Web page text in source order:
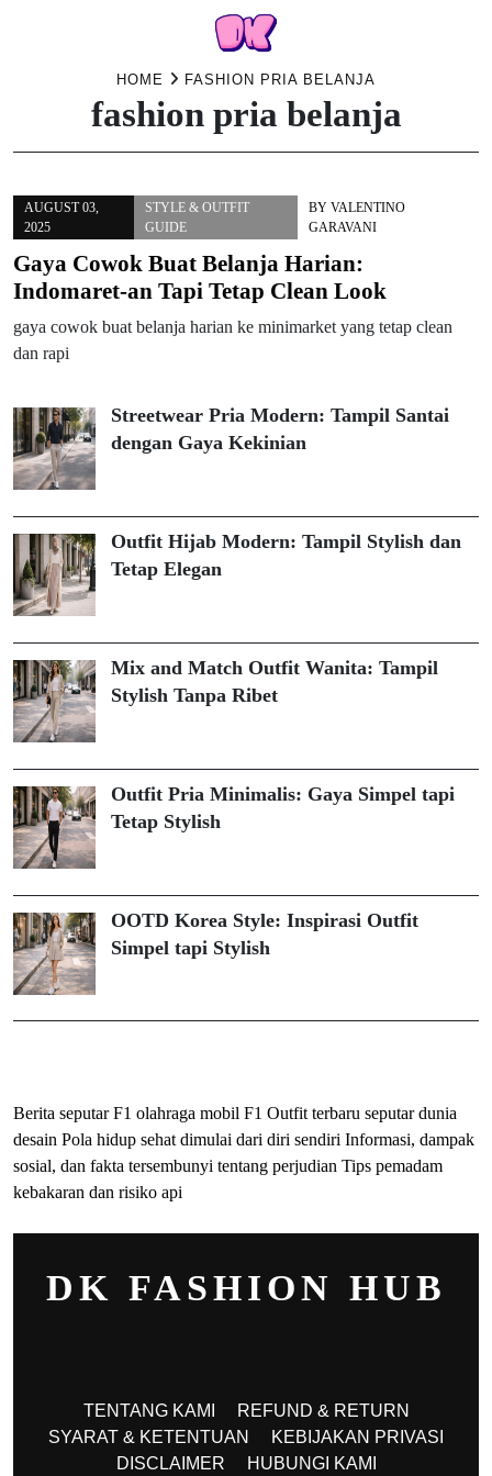
HOME FASHION PRIA BELANJA
fashion pria belanja
AUGUST 03,
2025
STYLE & OUTFIT
GUIDE
BY VALENTINO
GARAVANI
Gaya Cowok Buat Belanja Harian:
Indomaret-an Tapi Tetap Clean Look
gaya cowok buat belanja harian ke minimarket yang tetap clean
dan rapi
Streetwear Pria Modern: Tampil Santai
dengan Gaya Kekinian
Outfit Hijab Modern: Tampil Stylish dan
Tetap Elegan
Mix and Match Outfit Wanita: Tampil
Stylish Tanpa Ribet
Outfit Pria Minimalis: Gaya Simpel tapi
Tetap Stylish
OOTD Korea Style: Inspirasi Outfit
Simpel tapi Stylish
Berita seputar F1 olahraga mobil F1 Outfit terbaru seputar dunia
desain Pola hidup sehat dimulai dari diri sendiri Informasi, dampak
sosial, dan fakta tersembunyi tentang perjudian Tips pemadam
kebakaran dan risiko api
DK FASHION HUB
TENTANG KAMI
REFUND & RETURN
SYARAT & KETENTUAN
KEBIJAKAN PRIVASI
DISCLAIMER
HUBUNGI KAMI